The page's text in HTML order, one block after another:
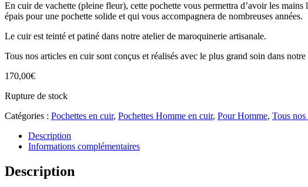
En cuir de vachette (pleine fleur), cette pochette vous permettra d’avoir les
épais pour une pochette solide et qui vous accompagnera de nombreuses années.
Le cuir est teinté et patiné dans notre atelier de maroquinerie artisanale.
Tous nos articles en cuir sont conçus et réalisés avec le plus grand soin dans
170,00€
Rupture de stock
Catégories : Pochettes en cuir, Pochettes Homme en cuir, Pour Homme, Tous nos
Description
Informations complémentaires
Description